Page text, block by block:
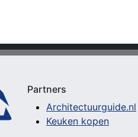
Partners
Architectuurguide.nl
Keuken kopen